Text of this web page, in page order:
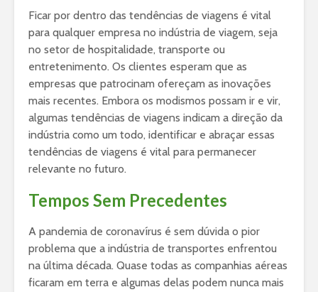
Ficar por dentro das tendências de viagens é vital
para qualquer empresa no indústria de viagem, seja
no setor de hospitalidade, transporte ou
entretenimento. Os clientes esperam que as
empresas que patrocinam ofereçam as inovações
mais recentes. Embora os modismos possam ir e vir,
algumas tendências de viagens indicam a direção da
indústria como um todo, identificar e abraçar essas
tendências de viagens é vital para permanecer
relevante no futuro.
Tempos Sem Precedentes
A pandemia de coronavírus é sem dúvida o pior
problema que a indústria de transportes enfrentou
na última década. Quase todas as companhias aéreas
ficaram em terra e algumas delas podem nunca mais